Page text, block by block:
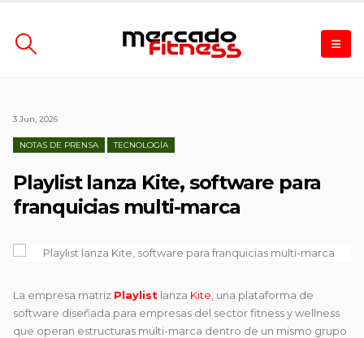
3 Jun, 2026
NOTAS DE PRENSA TECNOLOGÍA
Playlist lanza Kite, software para
franquicias multi-marca
La empresa matriz Playlist lanza Kite , una plataforma de
software diseñada para empresas del sector fitness y wellness
que operan estructuras multi-marca dentro de un mismo grupo